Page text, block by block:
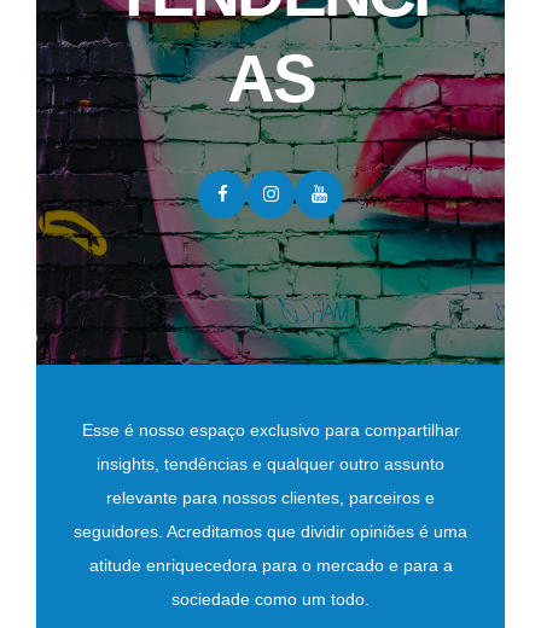
AS
Esse é nosso espaço exclusivo para compartilhar
insights, tendências e qualquer outro assunto
relevante para nossos clientes, parceiros e
seguidores. Acreditamos que dividir opiniões é uma
atitude enriquecedora para o mercado e para a
sociedade como um todo.